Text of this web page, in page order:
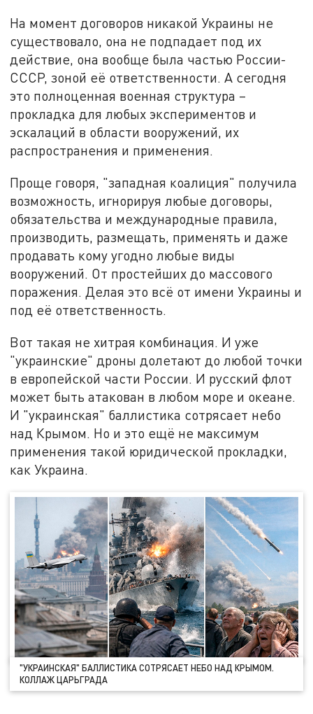
На момент договоров никакой Украины не
существовало, она не подпадает под их
действие, она вообще была частью России-
СССР, зоной её ответственности. А сегодня
это полноценная военная структура –
прокладка для любых экспериментов и
эскалаций в области вооружений, их
распространения и применения.
Проще говоря, "западная коалиция" получила
возможность, игнорируя любые договоры,
обязательства и международные правила,
производить, размещать, применять и даже
продавать кому угодно любые виды
вооружений. От простейших до массового
поражения. Делая это всё от имени Украины и
под её ответственность.
Вот такая не хитрая комбинация. И уже
"украинские" дроны долетают до любой точки
в европейской части России. И русский флот
может быть атакован в любом море и океане.
И "украинская" баллистика сотрясает небо
над Крымом. Но и это ещё не максимум
применения такой юридической прокладки,
как Украина.
"УКРАИНСКАЯ" БАЛЛИСТИКА СОТРЯСАЕТ НЕБО НАД КРЫМОМ.
КОЛЛАЖ ЦАРЬГРАДА